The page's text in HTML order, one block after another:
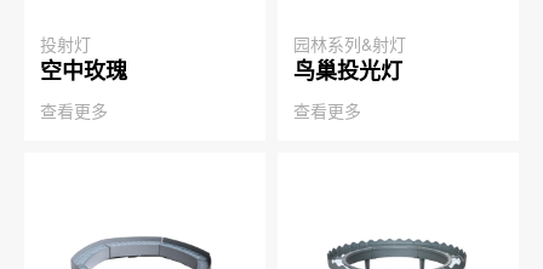
投射灯
空中玫瑰
查看更多
园林系列&射灯
鸟巢投光灯
查看更多